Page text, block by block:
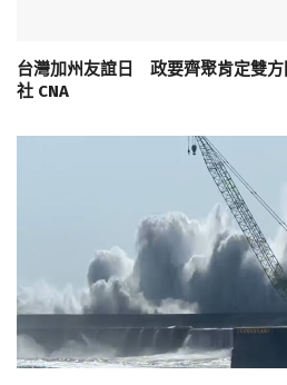
台灣加州友誼日 政要齊聚肯定雙
社 CNA